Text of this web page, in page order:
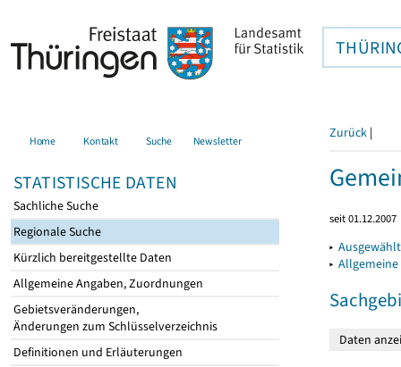
Home Kontakt Suche Newsletter
STATISTISCHE DATEN
Sachliche Suche
Regionale Suche
Kürzlich bereitgestellte Daten
Allgemeine Angaben, Zuordnungen
Gebietsveränderungen,
Änderungen zum Schlüsselverzeichnis
Definitionen und Erläuterungen
Zurück |
seit 01.12.2007
▸
▸